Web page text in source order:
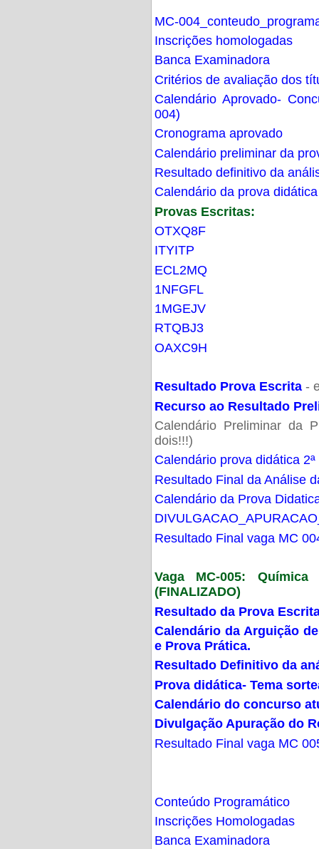
MC-
Inscrições homologadas
Banca Examinadora
Critérios de avaliação dos
Calendário Aprovado-
004)
Cronograma aprovado
Calendário preliminar da
Resultado definitivo da
Calendário da prova didática
Provas Escritas:
OTXQ8F
ITYITP
ECL2MQ
1NFGFL
1MGEJV
RTQBJ3
OAXC9H
Resultado Prova Escrita -
Recurso ao Resultado
Calendário Preliminar da
dois!!!)
Calendário prova didática
Resultado Final da Análise
Calendário da Prova
Resultado Final vaga MC
Vaga MC-005:
(FINALIZADO)
Resultado da Prova
Calendário da Arguição
e Prova Prática.
Resultado Definitivo da
Prova didática- Tema
Calendário do concurso
Divulgação Apuração do
Resultado Final vaga MC
Conteúdo Programático
Inscrições Homologadas
Banca Examinadora